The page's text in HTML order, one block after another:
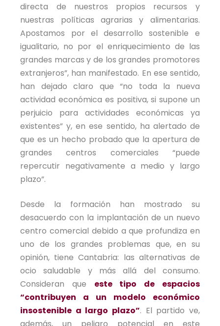
directa de nuestros propios recursos y
nuestras políticas agrarias y alimentarias.
Apostamos por el desarrollo sostenible e
igualitario, no por el enriquecimiento de las
grandes marcas y de los grandes promotores
extranjeros”, han manifestado. En ese sentido,
han dejado claro que “no toda la nueva
actividad económica es positiva, si supone un
perjuicio para actividades económicas ya
existentes” y, en ese sentido, ha alertado de
que es un hecho probado que la apertura de
grandes centros comerciales “puede
repercutir negativamente a medio y largo
plazo”.
Desde la formación han mostrado su
desacuerdo con la implantación de un nuevo
centro comercial debido a que profundiza en
uno de los grandes problemas que, en su
opinión, tiene Cantabria: las alternativas de
ocio saludable y más allá del consumo.
Consideran que este tipo de espacios
“contribuyen a un modelo económico
insostenible a largo plazo”. El partido ve,